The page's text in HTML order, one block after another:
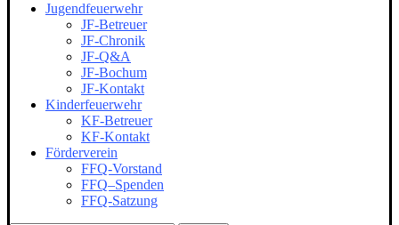
Jugendfeuerwehr
JF-Betreuer
JF-Chronik
JF-Q&A
JF-Bochum
JF-Kontakt
Kinderfeuerwehr
KF-Betreuer
KF-Kontakt
Förderverein
FFQ-Vorstand
FFQ–Spenden
FFQ-Satzung